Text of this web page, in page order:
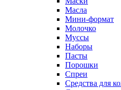
Масла
Мини-формат
Молочко
Муссы
Наборы
Пасты
Порошки
Спреи
Средства для